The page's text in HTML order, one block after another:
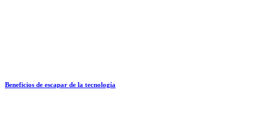
Beneficios de escapar de la tecnología